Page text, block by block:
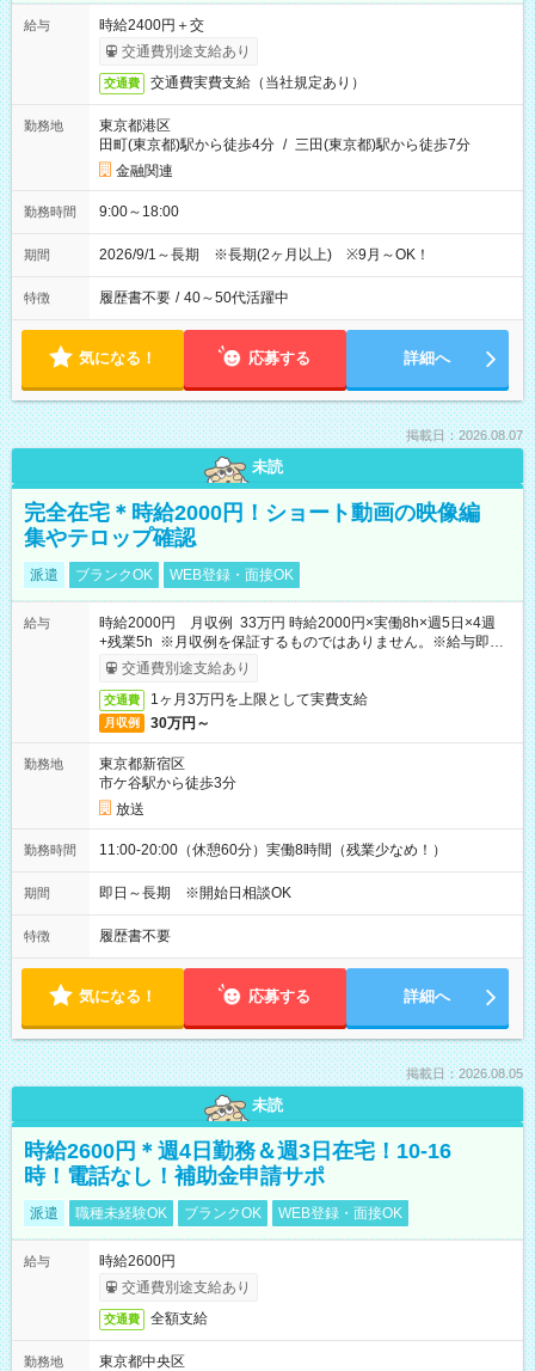
給与
時給2400円＋交
交通費別途支給あり
交通費 交通費実費支給（当社規定あり）
勤務地
東京都港区
田町(東京都)駅から徒歩4分 / 三田(東京都)駅から徒歩7分
金融関連
勤務時間 9:00～18:00
期間 2026/9/1～長期 ※長期(2ヶ月以上) ※9月～OK！
特徴 履歴書不要 / 40～50代活躍中
気になる！ 応募する 詳細へ
掲載日：2026.08.07
未読
完全在宅＊時給2000円！ショート動画の映像編
集やテロップ確認
派遣 ブランクOK WEB登録・面接OK
給与
時給2000円 月収例 33万円 時給2000円×実働8h×週5日×4週
+残業5h ※月収例を保証するものではありません。※給与即受
取りサービス利用可（利用条件有）
交通費別途支給あり
交通費 1ヶ月3万円を上限として実費支給
月収例 30万円～
勤務地
東京都新宿区
市ケ谷駅から徒歩3分
放送
勤務時間 11:00-20:00（休憩60分）実働8時間（残業少なめ！）
期間 即日～長期 ※開始日相談OK
特徴 履歴書不要
気になる！ 応募する 詳細へ
掲載日：2026.08.05
未読
時給2600円＊週4日勤務＆週3日在宅！10-16
時！電話なし！補助金申請サポ
派遣 職種未経験OK ブランクOK WEB登録・面接OK
給与
時給2600円
交通費別途支給あり
交通費 全額支給
勤務地
東京都中央区